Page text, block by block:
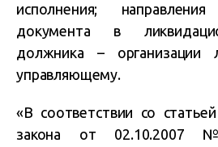
исполнения; направления
документа в
должника – организации
управляющему.
«В соответствии со
закона от